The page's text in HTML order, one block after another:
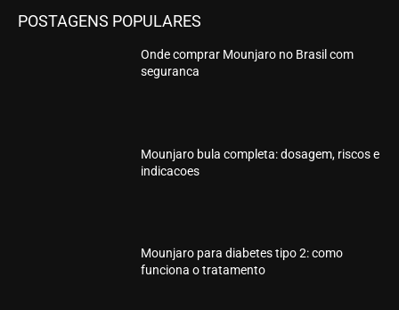
POSTAGENS POPULARES
Onde comprar Mounjaro no Brasil com
seguranca
Mounjaro bula completa: dosagem, riscos e
indicacoes
Mounjaro para diabetes tipo 2: como
funciona o tratamento